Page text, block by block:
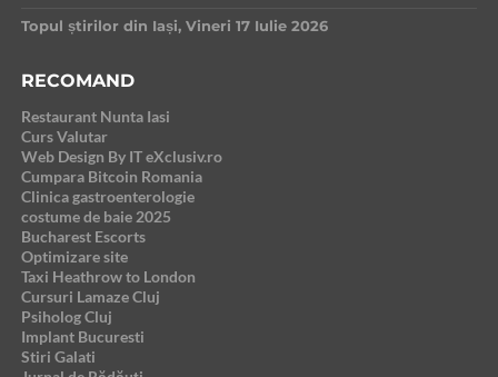
Topul știrilor din Iași, Vineri 17 Iulie 2026
RECOMAND
Restaurant Nunta Iasi
Curs Valutar
Web Design By IT eXclusiv.ro
Cumpara Bitcoin Romania
Clinica gastroenterologie
costume de baie 2025
Bucharest Escorts
Optimizare site
Taxi Heathrow to London
Cursuri Lamaze Cluj
Psiholog Cluj
Implant Bucuresti
Stiri Galati